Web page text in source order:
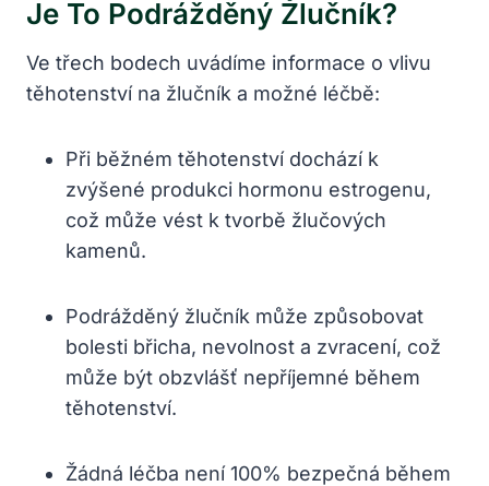
Je To Podrážděný Žlučník?
Ve třech bodech uvádíme informace o vlivu
těhotenství na žlučník a možné léčbě:
Při běžném těhotenství dochází k
zvýšené produkci hormonu estrogenu,
což může vést k tvorbě žlučových
kamenů.
Podrážděný žlučník může způsobovat
bolesti břicha, nevolnost a zvracení, což
může být obzvlášť nepříjemné během
těhotenství.
Žádná léčba není 100% bezpečná během